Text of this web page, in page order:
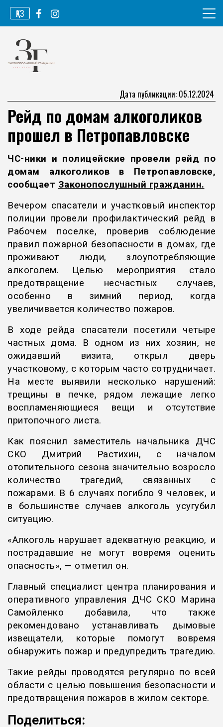
Перейти
содержимому
ҚАЗ
Законопослушный гражданин
Дата публикации: 05.12.2024
Рейд по домам алкоголиков
прошел в Петропавловске
ЧС-ники и полицейские провели рейд по
домам алкоголиков в Петропавловске,
сообщает Законопослушный гражданин.
Вечером спасатели и участковый инспектор
полиции провели профилактический рейд в
Рабочем поселке, проверив соблюдение
правил пожарной безопасности в домах, где
проживают люди, злоупотребляющие
алкоголем. Целью мероприятия стало
предотвращение несчастных случаев,
особенно в зимний период, когда
увеличивается количество пожаров.
В ходе рейда спасатели посетили четыре
частных дома. В одном из них хозяин, не
ожидавший визита, открыл дверь
участковому, с которым часто сотрудничает.
На месте выявили несколько нарушений:
трещины в печке, рядом лежащие легко
воспламеняющиеся вещи и отсутствие
притопочного листа.
Как пояснил заместитель начальника ДЧС
СКО Дмитрий Растихин, с началом
отопительного сезона значительно возросло
количество трагедий, связанных с
пожарами. В 6 случаях погибло 9 человек, и
в большинстве случаев алкоголь усугубил
ситуацию.
«Алкоголь нарушает адекватную реакцию, и
пострадавшие не могут вовремя оценить
опасность», — отметил он.
Главный специалист центра планирования и
оперативного управления ДЧС СКО Марина
Самойленко добавила, что также
рекомендовано устанавливать дымовые
извещатели, которые помогут вовремя
обнаружить пожар и предупредить трагедию.
Такие рейды проводятся регулярно по всей
области с целью повышения безопасности и
предотвращения пожаров в жилом секторе.
Поделиться: